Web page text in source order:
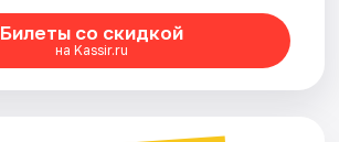
Билеты со скидкой
на Kassir.ru